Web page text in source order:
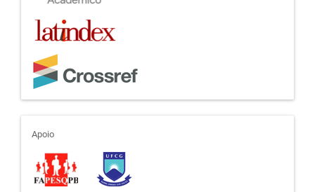
apoio
Apoio